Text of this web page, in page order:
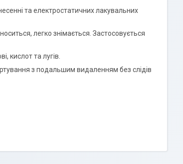
та електростатичних лакувальних
легко знімається. Застосовується
кислот та лугів.
з подальшим видаленням без слідів